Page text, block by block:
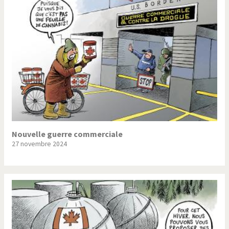
Trump II Un monde de foot
Vous avez dit "Islam"?
Nouvelle guerre commerciale
27 novembre 2024